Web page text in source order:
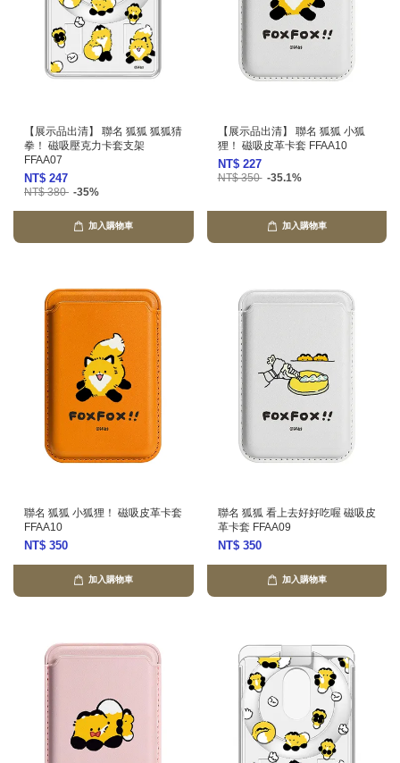
【展示品出清】 聯名 狐狐 狐狐猜
拳！ 磁吸壓克力卡套支架
FFAA07
NT$ 247
NT$ 380 -35%
加入購物車
【展示品出清】 聯名 狐狐 小狐
狸！ 磁吸皮革卡套 FFAA10
NT$ 227
NT$ 350 -35.1%
加入購物車
聯名 狐狐 小狐狸！ 磁吸皮革卡套
FFAA10
NT$ 350
加入購物車
聯名 狐狐 看上去好好吃喔 磁吸皮
革卡套 FFAA09
NT$ 350
加入購物車